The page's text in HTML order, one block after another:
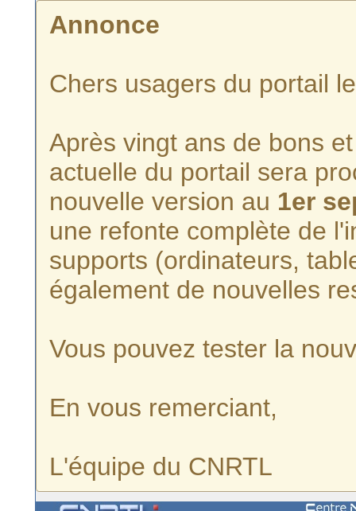
Annonce
Chers usagers du portail
Après vingt ans de bons
actuelle du portail sera
nouvelle version au 1er
une refonte complète de
supports (ordinateurs,
également de nouvelles
Vous pouvez tester la
En vous remerciant,
L'équipe du CNRTL